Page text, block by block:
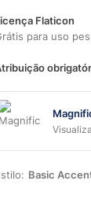
Flaticon
para uso
Basic